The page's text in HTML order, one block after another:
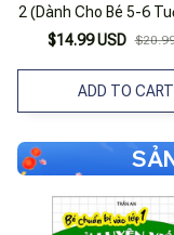
2 (Dành Cho Bé 5-6
Bị Cho Bé Vào
$14.99 USD
ADD TO CART